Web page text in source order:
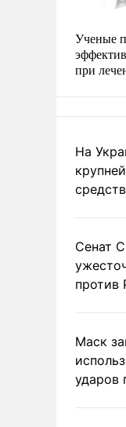
Ученые
при
На
Сенат
против
Маск
ударов